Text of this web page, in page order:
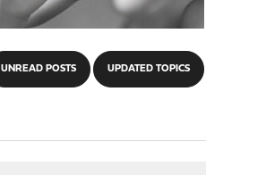
UNREAD POSTS UPDATED TOPICS